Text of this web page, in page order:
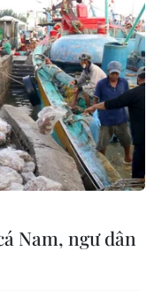
Nam, ngư dân